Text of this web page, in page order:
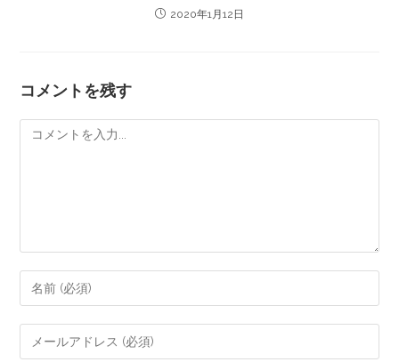
2020年1月12日
コメントを残す